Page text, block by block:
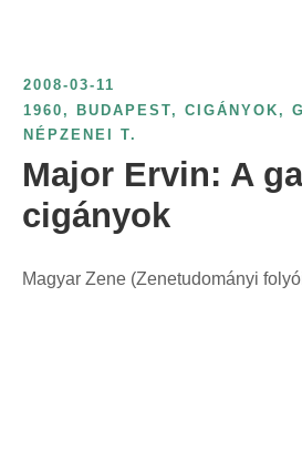
:
v
s
z
á
m
s
e
l
á
:
2008-03-11
1960 , BUDAPEST, CIGÁNYOK ,
NÉPZENEI T.
Major Ervin: A
cigányok
Magyar Zene (Zenetudományi